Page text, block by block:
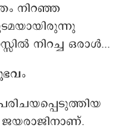
നിറഞ്ഞ
നിറച്ച ഒരാൾ...
ജയരാജിനാണ്.